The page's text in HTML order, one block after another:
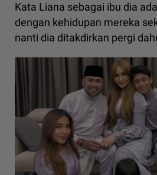
Kata Liana sebagai ibu dia
dengan kehidupan mereka
nanti dia ditakdirkan pergi